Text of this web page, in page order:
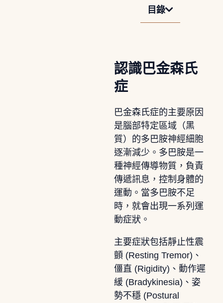
目錄
認識巴金森氏
症
巴金森氏症的主要原因
是腦部特定區域（黑
質）的多巴胺神經細胞
逐漸減少。多巴胺是一
種神經傳導物質，負責
傳遞訊息，控制身體的
運動。當多巴胺不足
時，就會出現一系列運
動症狀。
主要症狀包括靜止性震
顫 (Resting Tremor)、
僵直 (Rigidity)、動作遲
緩 (Bradykinesia)、姿
勢不穩 (Postural